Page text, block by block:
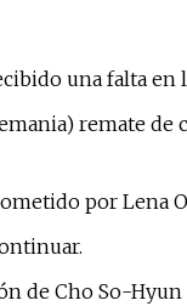
una falta en
remate de
por Lena
de Cho So-Hyun